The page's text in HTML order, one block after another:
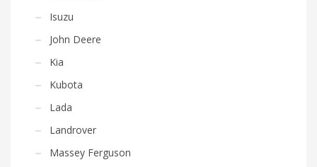
Isuzu
John Deere
Kia
Kubota
Lada
Landrover
Massey Ferguson